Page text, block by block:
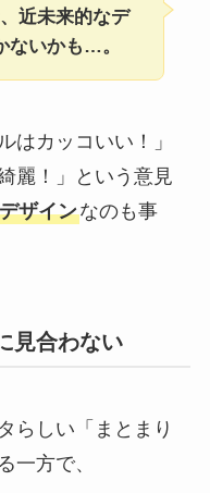
近未来的なデ
ないかも…。
はカッコいい！」
麗！」という意見
ザインなのも事
見合わない
らしい「まとまり
一方で、